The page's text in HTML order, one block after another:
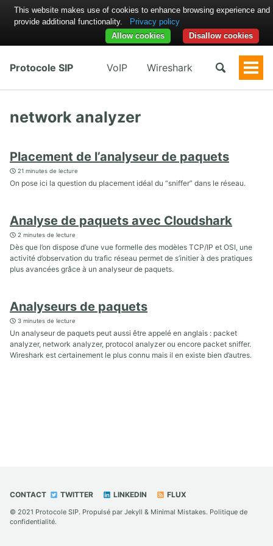
Protocole SIP VoIP Wireshark
network analyzer
Placement de l’analyseur de paquets
21 minutes de lecture
On pose ici la question du placement idéal du “sniffer” dans le réseau.
Analyse de paquets avec Cloudshark
2 minutes de lecture
Dès que l’on dispose d’une vue formelle des modèles TCP/IP et OSI, une
activité d’observation du trafic réseau permet de s’initier à des pratiques
plus avancées grâce à un analyseur de paquets.
Analyseurs de paquets
3 minutes de lecture
Un analyseur de paquets peut aussi être appelé en anglais : packet
analyzer, network analyzer, protocol analyzer ou encore packet sniffer.
Wireshark est certainement le plus connu mais il en existe bien d’autres.
CONTACT TWITTER LINKEDIN FLUX
© 2021 Protocole SIP. Propulsé par Jekyll & Minimal Mistakes. Politique de
confidentialité.
This website makes use of cookies to enhance browsing experience and
provide additional functionality.
Privacy policy
Disallow cookies
Allow cookies